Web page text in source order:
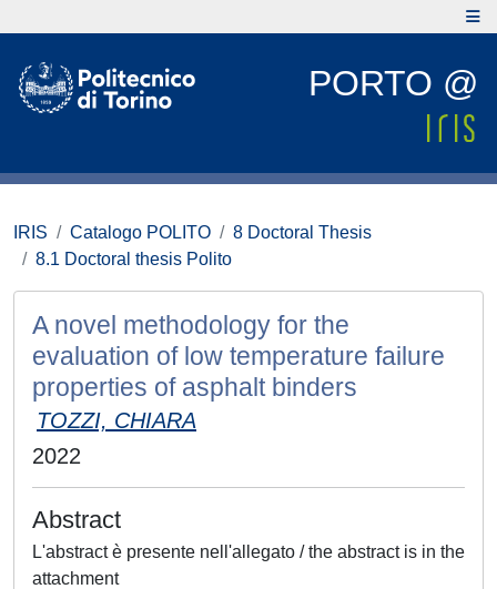
PORTO @
IRIS Catalogo POLITO
8 Doctoral Thesis
8.1 Doctoral thesis Polito
A novel methodology for the
evaluation of low temperature failure
properties of asphalt binders
TOZZI, CHIARA
2022
Abstract
L'abstract è presente nell'allegato / the abstract is in the
attachment